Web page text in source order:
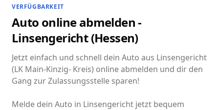
VERFÜGBARKEIT
Auto online abmelden -
Linsengericht (Hessen)
Jetzt einfach und schnell dein Auto aus Linsengericht
(LK Main-Kinzig- Kreis) online abmelden und dir den
Gang zur Zulassungsstelle sparen!
Melde dein Auto in Linsengericht jetzt bequem